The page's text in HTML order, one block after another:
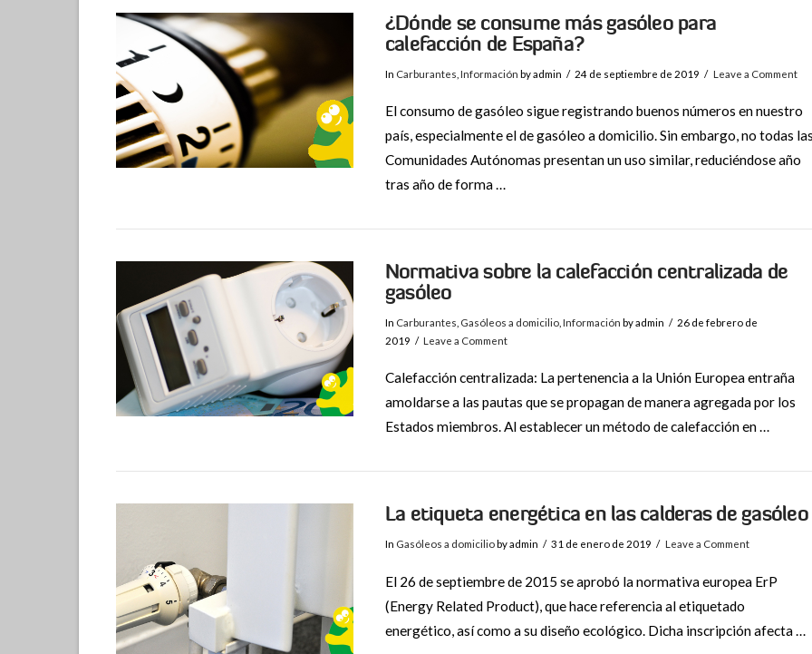
VIEW POST
¿Dónde se consume más gasóleo para
calefacción de España?
In Carburantes Información by admin 24 de septiembre de 2019 Leave a Comment
El consumo de gasóleo sigue registrando buenos números en nuestro
país, especialmente el de gasóleo a domicilio. Sin embargo, no todas
Comunidades Autónomas presentan un uso similar, reduciéndose año
tras año de forma …
VIEW POST
Normativa sobre la calefacción centralizada de
gasóleo
In Carburantes Gasóleos a domicilio, Información by admin
26 de febrero de
2019
Leave a Comment
Calefacción centralizada: La pertenencia a la Unión Europea entraña
amoldarse a las pautas que se propagan de manera agregada por los
Estados miembros. Al establecer un método de calefacción en …
La etiqueta energética en las calderas de gasóleo
In Gasóleos a domicilioby admin 31 de enero de 2019 Leave a Comment
El 26 de septiembre de 2015 se aprobó la normativa europea ErP
(Energy Related Product), que hace referencia al etiquetado
energético, así como a su diseño ecológico. Dicha inscripción afecta …